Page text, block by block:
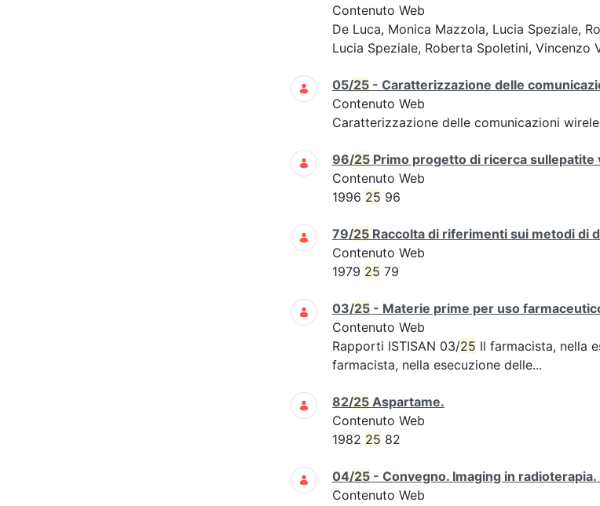
Contenuto Web
De Luca, Monica Mazzola, Lucia Speziale,
Lucia Speziale, Roberta Spoletini, Vincenzo
05/25 - Caratterizzazione delle
Contenuto Web
Caratterizzazione delle comunicazioni
96/25 Primo progetto di ricerca sullepatite
Contenuto Web
1996 25 96
79/25 Raccolta di riferimenti sui metodi di
Contenuto Web
1979 25 79
03/25 - Materie prime per uso
Contenuto Web
Rapporti ISTISAN 03/25 Il farmacista, nella
farmacista, nella esecuzione delle...
82/25 Aspartame.
Contenuto Web
1982 25 82
04/25 - Convegno. Imaging in
Contenuto Web